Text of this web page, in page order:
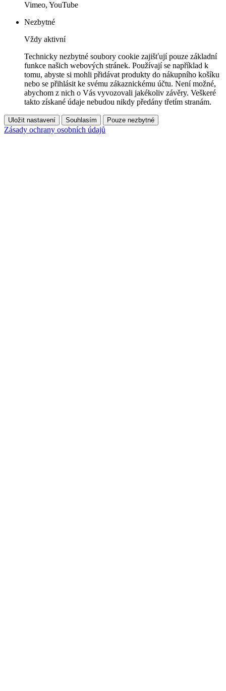
Vimeo, YouTube
Nezbytné
Vždy aktivní
Technicky nezbytné soubory cookie zajišťují pouze základní
funkce našich webových stránek. Používají se například k
tomu, abyste si mohli přidávat produkty do nákupního košíku
nebo se přihlásit ke svému zákaznickému účtu. Není možné,
abychom z nich o Vás vyvozovali jakékoliv závěry. Veškeré
takto získané údaje nebudou nikdy předány třetím stranám.
Uložit nastavení Souhlasím Pouze nezbytné
Zásady ochrany osobních údajů